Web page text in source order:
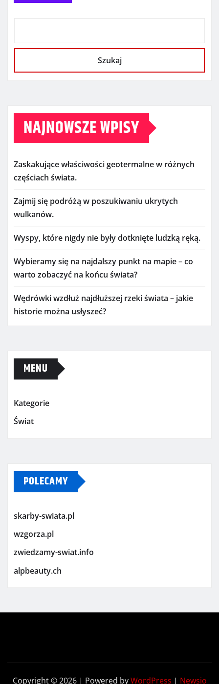
Szukaj
NAJNOWSZE WPISY
Zaskakujące właściwości geotermalne w różnych
częściach świata.
Zajmij się podróżą w poszukiwaniu ukrytych
wulkanów.
Wyspy, które nigdy nie były dotknięte ludzką ręką.
Wybieramy się na najdalszy punkt na mapie – co
warto zobaczyć na końcu świata?
Wędrówki wzdłuż najdłuższej rzeki świata – jakie
historie można usłyszeć?
MENU
Kategorie
Świat
POLECAMY
skarby-swiata.pl
wzgorza.pl
zwiedzamy-swiat.info
alpbeauty.ch
Copyright © 2026 | Powered byWordPress | Newsio